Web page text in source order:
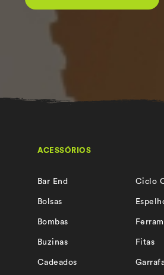
ACESSÓRIOS
Bar End
Bolsas
Bombas
Buzinas
Cadeados
Ciclo
Fitas